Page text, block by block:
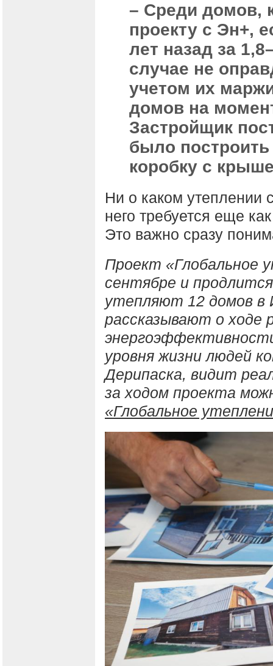
– Среди домов,
проекту с Эн+,
лет назад за
случае не
учетом их
домов на
Застройщик
было построить
коробку с
Ни о каком утеплении
него требуется еще
Это важно сразу
Проект «Глобальное
сентябре и
утепляют 12 домов в
рассказывают о ходе
уровня жизни людей
Дерипаска, видит
за ходом проекта
«Глобальное